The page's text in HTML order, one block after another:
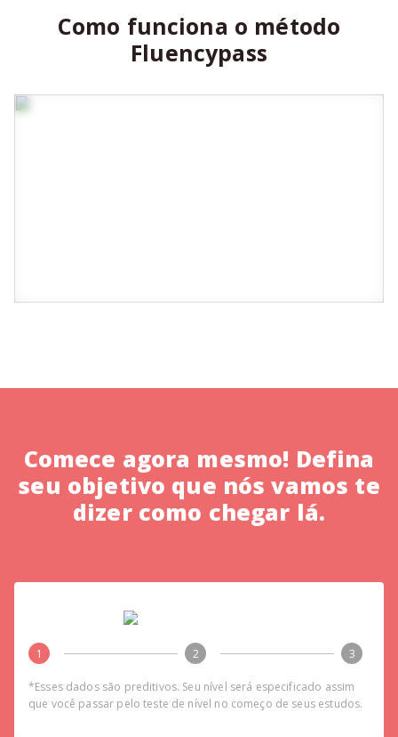
Como funciona o método
Fluencypass
Comece agora mesmo! Defina
seu objetivo que nós vamos te
dizer como chegar lá.
1 2 3
*Esses dados são preditivos. Seu nível será especificado assim
que você passar pelo teste de nível no começo de seus estudos.